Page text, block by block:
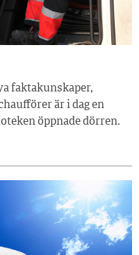
faktakunskaper,
är i dag en
öppnade dörren.